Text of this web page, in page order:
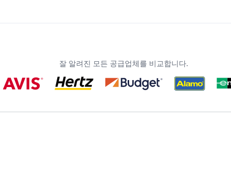
잘 알려진 모든 공급업체를 비교합니다.